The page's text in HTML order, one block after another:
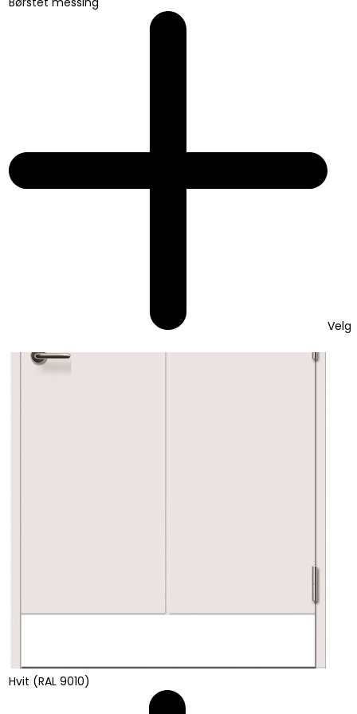
Velg
Hvit (RAL 9010)